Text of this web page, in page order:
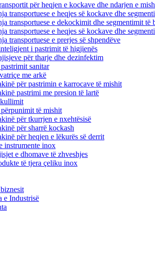
për heqjen e kockave dhe ndarjen e
transportuese e heqjes së kockave dhe
transportuese e dekockimit dhe segmentimit të
transportuese e heqjes së kockave dhe
transportuese e prerjes së shpendëve
i pastrimit të higjienës
për tharje dhe dezinfektim
sanitar
me arkë
për pastrimin e karrocave të mishit
pastrimi me presion të lartë
të mishit
për tkurrjen e nxehtësisë
për sharrë kockash
për heqjen e lëkurës së derrit
instrumente inox
e dhomave të zhveshjes
të tjera çeliku inox
e Industrisë